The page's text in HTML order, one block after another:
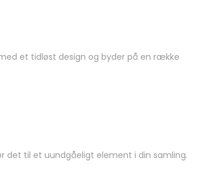
et tidløst design og byder på en række
det til et uundgåeligt element i din samling.